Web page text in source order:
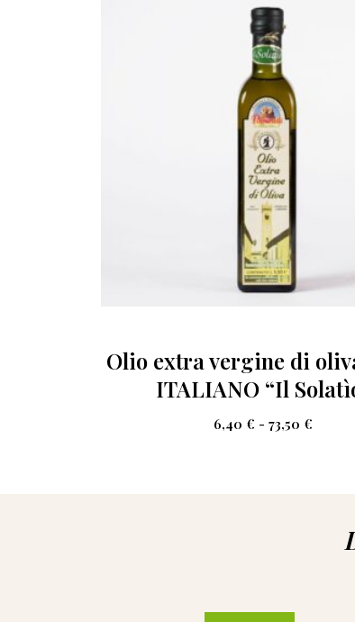
Olio extra vergine di
ITALIANO “Il
6,40 € - 73,50 €